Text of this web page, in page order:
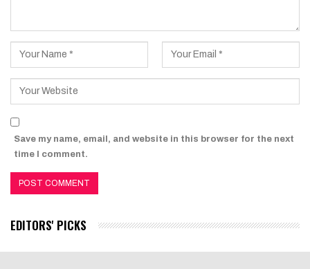
Save my name, email, and website in this browser for the next
time I comment.
EDITORS' PICKS